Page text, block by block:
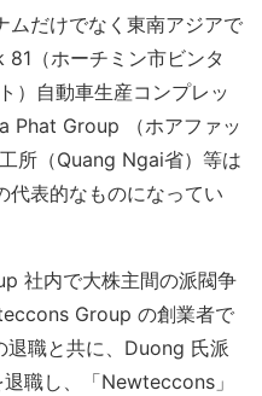
ムだけでなく東南アジアで
（ホーチミン市ビンタ
）自動車生産コンプレッ
Phat Group （ホアファッ
所（Quang Ngai省）等は
代表的なものになってい
社内で大株主間の派閥争
Group の創業者で
職と共に、Duong 氏派
職し、「Newteccons」